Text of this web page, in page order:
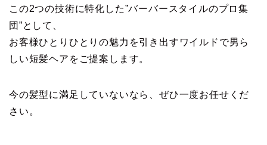
この2つの技術に特化した”バーバースタイルのプロ集
団”として、
お客様ひとりひとりの魅力を引き出すワイルドで男ら
しい短髪ヘアをご提案します。
今の髪型に満足していないなら、ぜひ一度お任せくだ
さい。